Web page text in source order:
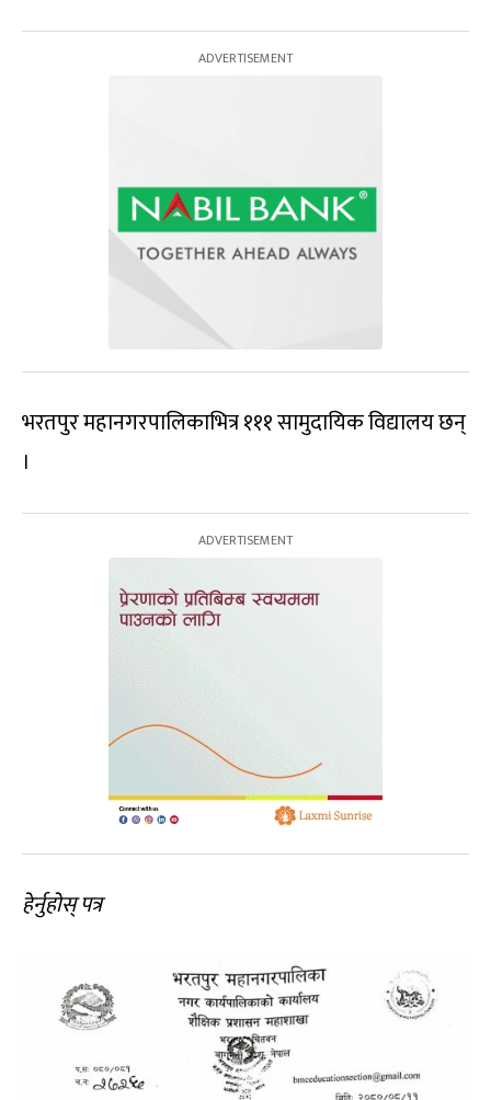
भरतपुर महानगरपालिकाभित्र १११ सामुदायिक विद्यालय छन्
।
हेर्नुहोस् पत्र